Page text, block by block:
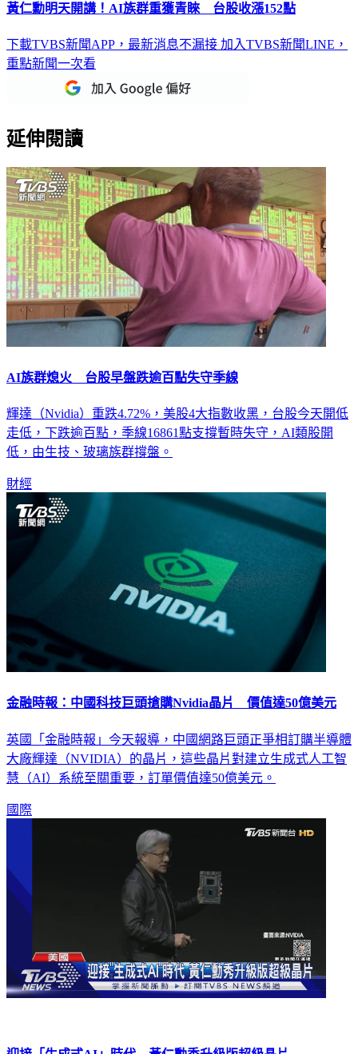
黃仁勳明天開講！AI族群重獲青睞 台股收漲152點
下載TVBS新聞APP，最新消息不漏接 加入TVBS新聞LINE，
重點新聞一次看
延伸閱讀
AI族群熄火 台股早盤跌逾百點失守季線
輝達（Nvidia）重跌4.72%，美股4大指數收黑，台股今天開低
走低，下跌逾百點，季線16861點支撐暫時失守，AI類股開
低，由生技、玻璃族群撐盤。
財經
金融時報：中國科技巨頭搶購Nvidia晶片 價值達50億美元
英國「金融時報」今天報導，中國網路巨頭正爭相訂購半導體
大廠輝達（NVIDIA）的晶片，這些晶片對建立生成式人工智
慧（AI）系統至關重要，訂單價值達50億美元。
國際